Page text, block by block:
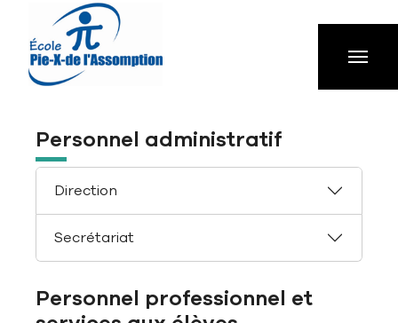
Aller à la navigation principale
Aller au contenu principal
Passer au pied de page
Personnel administratif
Direction
Secrétariat
Personnel professionnel et